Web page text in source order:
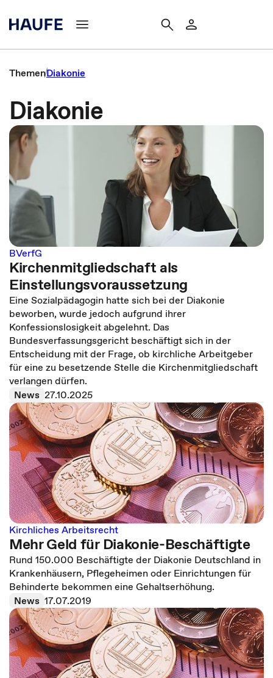
ThemenDiakonie
Diakonie
BVerfG
Kirchenmitgliedschaft als
Einstellungsvoraussetzung
Eine Sozialpädagogin hatte sich bei der Diakonie
beworben, wurde jedoch aufgrund ihrer
Konfessionslosigkeit abgelehnt. Das
Bundesverfassungsgericht beschäftigt sich in der
Entscheidung mit der Frage, ob kirchliche Arbeitgeber
für eine zu besetzende Stelle die Kirchenmitgliedschaft
verlangen dürfen.
News 27.10.2025
Kirchliches Arbeitsrecht
Mehr Geld für Diakonie-Beschäftigte
Rund 150.000 Beschäftigte der Diakonie Deutschland in
Krankenhäusern, Pflegeheimen oder Einrichtungen für
Behinderte bekommen eine Gehaltserhöhung.
News 17.07.2019